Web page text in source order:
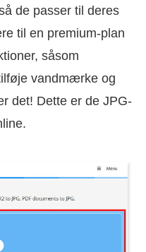
de passer til deres
til en premium-plan
såsom
vandmærke og
det! Dette er de JPG-